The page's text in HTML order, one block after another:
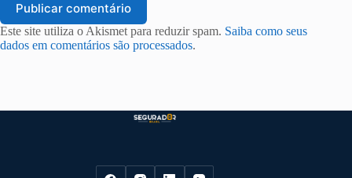
Publicar comentário
Este site utiliza o Akismet para reduzir spam. Saiba como seus
dados em comentários são processados.